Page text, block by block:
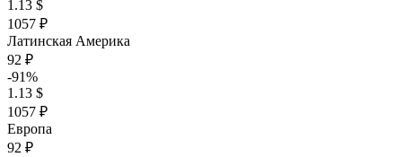
1.13 $
1057 ₽
Латинская Америка
92 ₽
-91%
1.13 $
1057 ₽
Европа
92 ₽